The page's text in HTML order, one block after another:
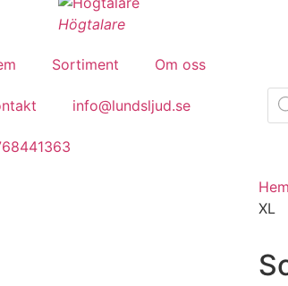
Högtalare
Sortiment Om oss
info@lundsljud.se
Hem
XL